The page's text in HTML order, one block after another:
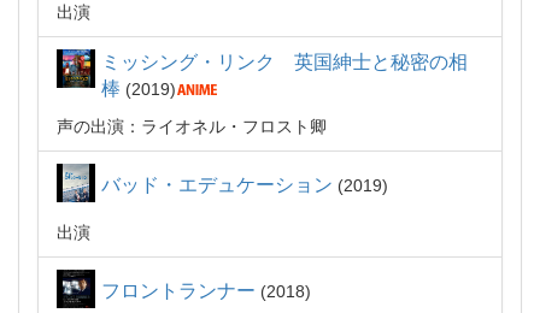
出演
ミッシング・リンク 英国紳士と秘密の相
棒
2019
声の出演：ライオネル・フロスト卿
バッド・エデュケーション 2019
出演
フロントランナー 2018